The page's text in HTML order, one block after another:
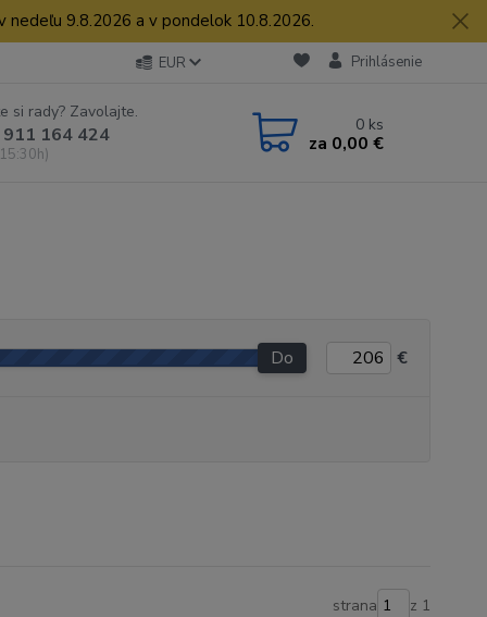
nedeľu 9.8.2026 a v pondelok 10.8.2026.
EUR Prihlásenie
si rady? Zavolajte.
164 424 0 ks
za 0,00 €
Do €
strana z 1